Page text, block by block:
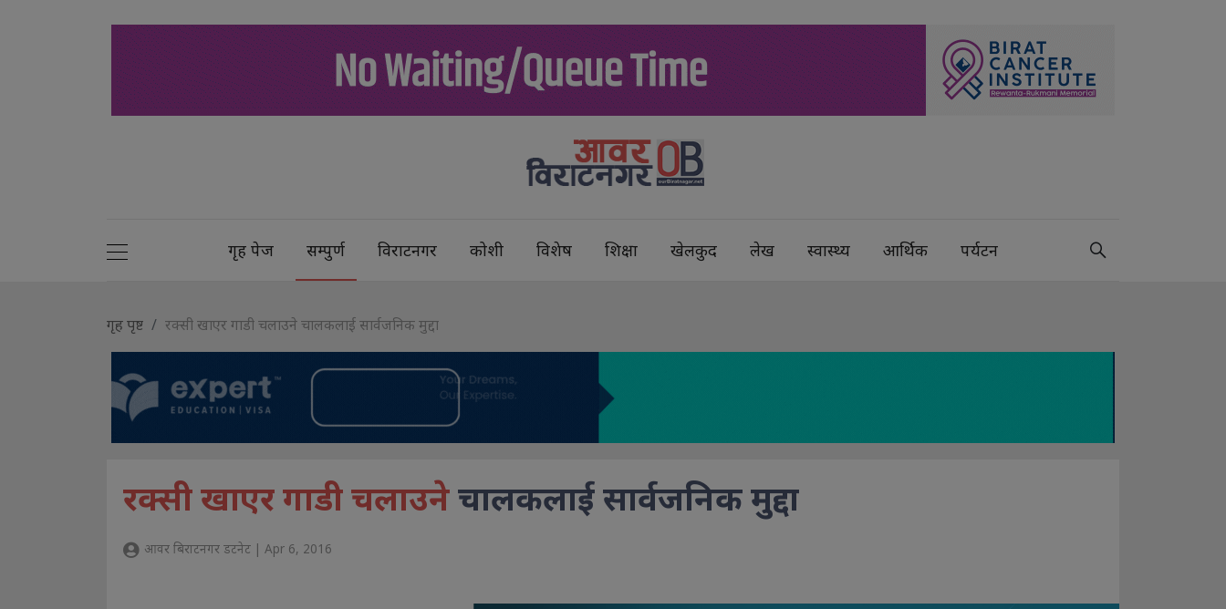
गृह पेज सम्पुर्ण विराटनगर कोशी विशेष शिक्षा खेलकुद लेख स्वास्थ्य आर्थिक पर्यटन
गृह पृष्ट रक्सी खाएर गाडी चलाउने चालकलाई सार्वजनिक मुद्दा
रक्सी खाएर गाडी चलाउनेचालकलाई सार्वजनिक मुद्दा
आवर बिराटनगर डटनेट | Apr 6, 2016